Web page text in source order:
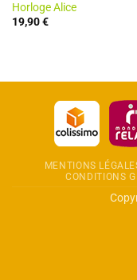
Horloge Alice
19,90€
MENTIONS
CONDITIONS